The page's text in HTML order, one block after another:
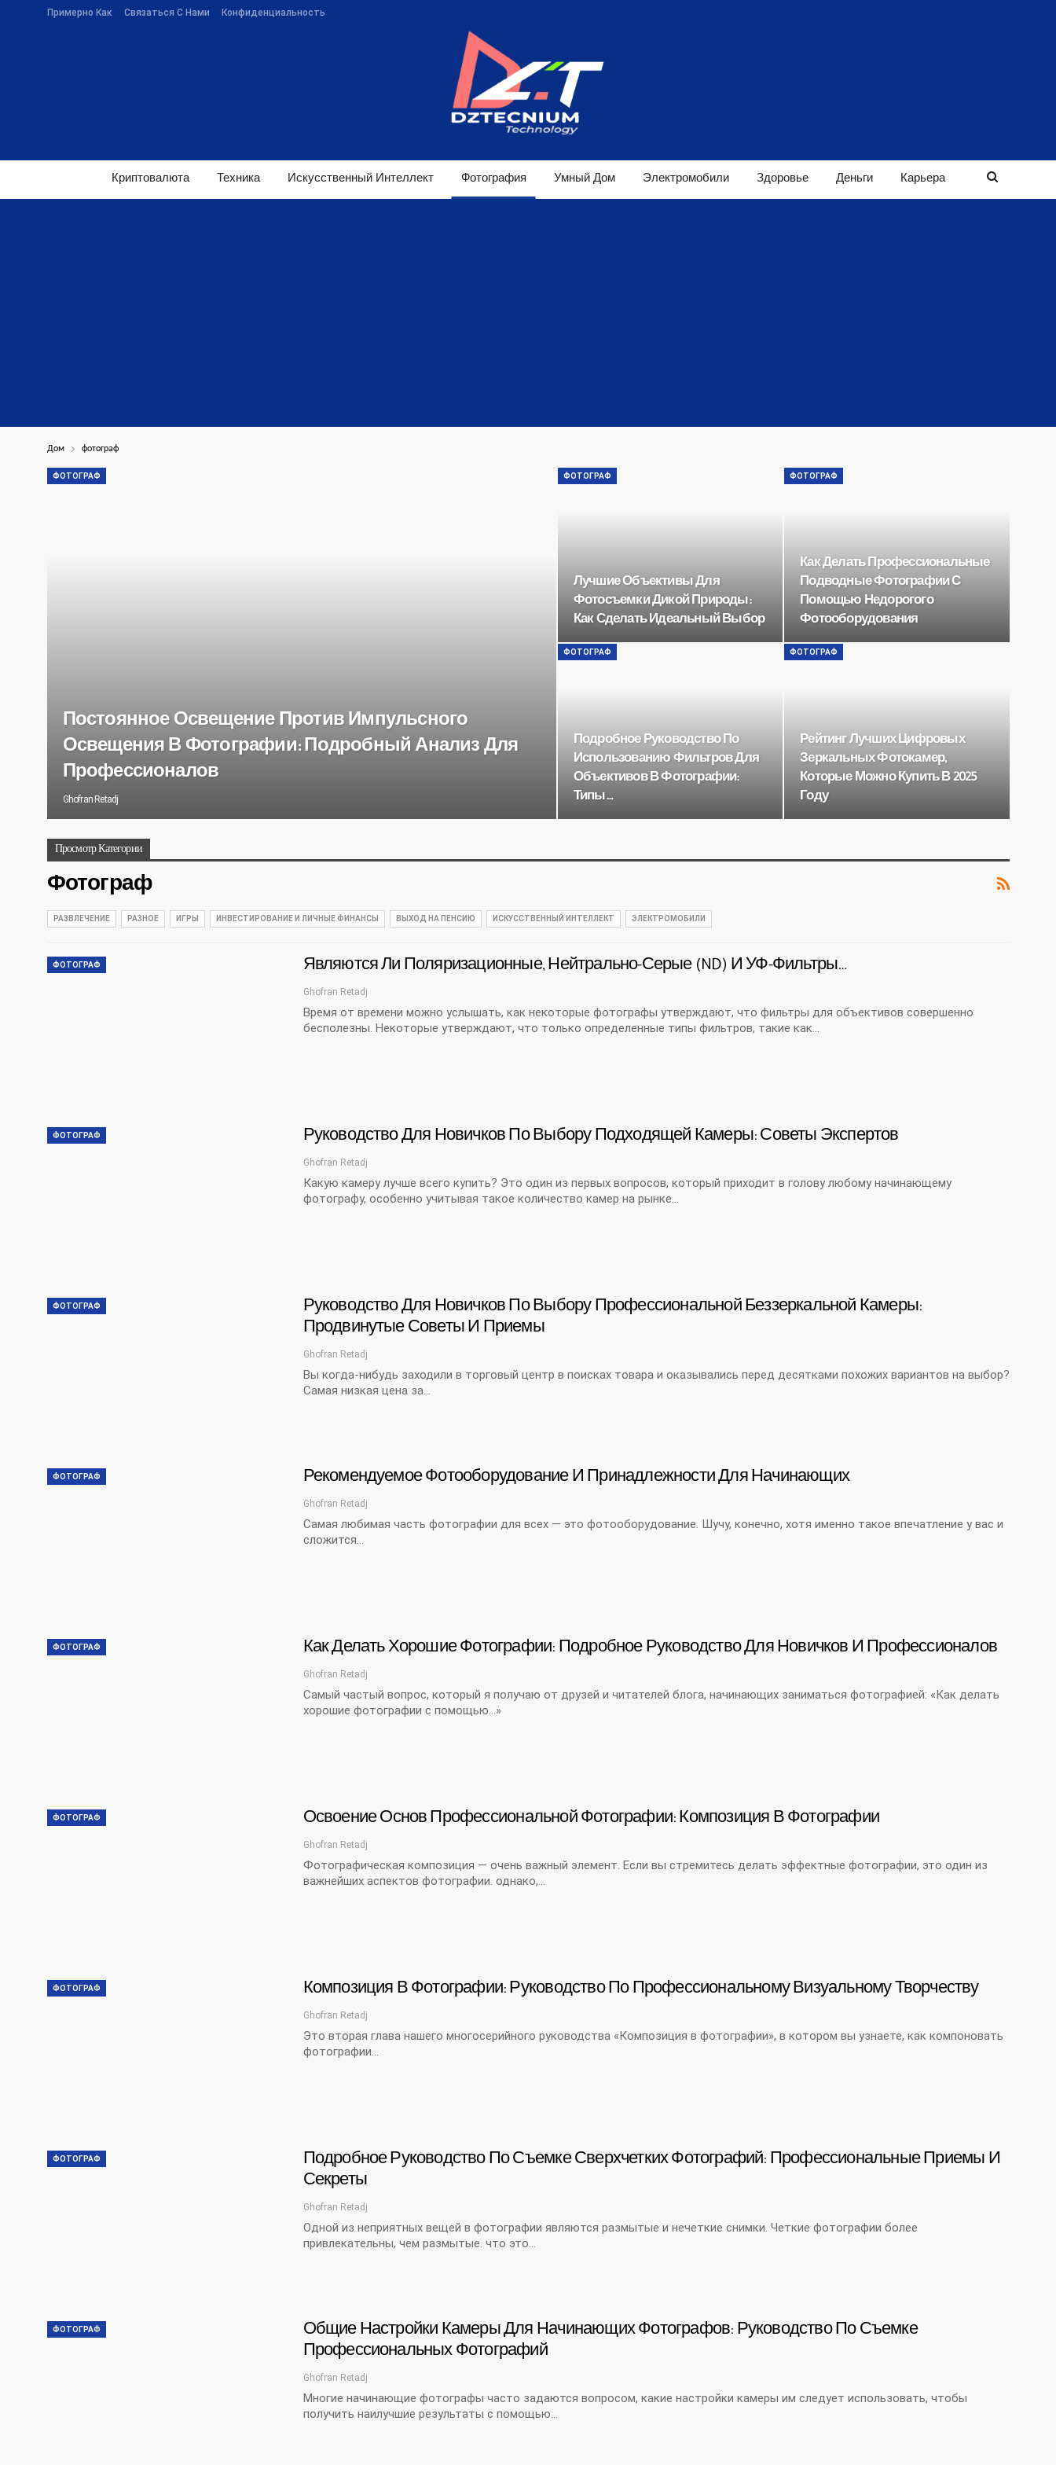
Примерно Как Связаться С Нами Конфиденциальность
Криптовалюта Техника Искусственный Интеллект Фотография Умный Дом Электромобили Здоровье Деньги Карьера
Дом фотограф
ФОТОГРАФ
Постоянное Освещение Против Импульсного
Освещения В Фотографии: Подробный Анализ Для
Профессионалов
Ghofran Retadj
ФОТОГРАФ
Лучшие Объективы Для
Фотосъемки Дикой Природы:
Как Сделать Идеальный Выбор
ФОТОГРАФ
Как Делать Профессиональные
Подводные Фотографии С
Помощью Недорогого
Фотооборудования
ФОТОГРАФ
Подробное Руководство По
Использованию Фильтров Для
Объективов В Фотографии:
Типы…
ФОТОГРАФ
Рейтинг Лучших Цифровых
Зеркальных Фотокамер,
Которые Можно Купить В 2025
Году
Просмотр Категории
Фотограф
РАЗВЛЕЧЕНИЕ РАЗНОЕ ИГРЫ ИНВЕСТИРОВАНИЕ И ЛИЧНЫЕ ФИНАНСЫ ВЫХОД НА ПЕНСИЮ ИСКУССТВЕННЫЙ ИНТЕЛЛЕКТ ЭЛЕКТРОМОБИЛИ
ФОТОГРАФ Являются Ли Поляризационные, Нейтрально-Серые (ND) И УФ-Фильтры…
Ghofran Retadj
Время от времени можно услышать, как некоторые фотографы утверждают, что фильтры для объективов совершенно
бесполезны. Некоторые утверждают, что только определенные типы фильтров, такие как…
ФОТОГРАФ Руководство Для Новичков По Выбору Подходящей Камеры: Советы Экспертов
Ghofran Retadj
Какую камеру лучше всего купить? Это один из первых вопросов, который приходит в голову любому начинающему
фотографу, особенно учитывая такое количество камер на рынке...
ФОТОГРАФ
Руководство Для Новичков По Выбору Профессиональной Беззеркальной Камеры:
Продвинутые Советы И Приемы
Ghofran Retadj
Вы когда-нибудь заходили в торговый центр в поисках товара и оказывались перед десятками похожих вариантов на выбор?
Самая низкая цена за…
ФОТОГРАФ Рекомендуемое Фотооборудование И Принадлежности Для Начинающих
Ghofran Retadj
Самая любимая часть фотографии для всех — это фотооборудование. Шучу, конечно, хотя именно такое впечатление у вас и
сложится...
ФОТОГРАФ Как Делать Хорошие Фотографии: Подробное Руководство Для Новичков И Профессионалов
Ghofran Retadj
Самый частый вопрос, который я получаю от друзей и читателей блога, начинающих заниматься фотографией: «Как делать
хорошие фотографии с помощью…»
ФОТОГРАФ Освоение Основ Профессиональной Фотографии: Композиция В Фотографии
Ghofran Retadj
Фотографическая композиция — очень важный элемент. Если вы стремитесь делать эффектные фотографии, это один из
важнейших аспектов фотографии. однако,…
ФОТОГРАФ Композиция В Фотографии: Руководство По Профессиональному Визуальному Творчеству
Ghofran Retadj
Это вторая глава нашего многосерийного руководства «Композиция в фотографии», в котором вы узнаете, как компоновать
фотографии…
ФОТОГРАФ
Подробное Руководство По Съемке Сверхчетких Фотографий: Профессиональные Приемы И
Секреты
Ghofran Retadj
Одной из неприятных вещей в фотографии являются размытые и нечеткие снимки. Четкие фотографии более
привлекательны, чем размытые. что это…
ФОТОГРАФ
Общие Настройки Камеры Для Начинающих Фотографов: Руководство По Съемке
Профессиональных Фотографий
Ghofran Retadj
Многие начинающие фотографы часто задаются вопросом, какие настройки камеры им следует использовать, чтобы
получить наилучшие результаты с помощью…